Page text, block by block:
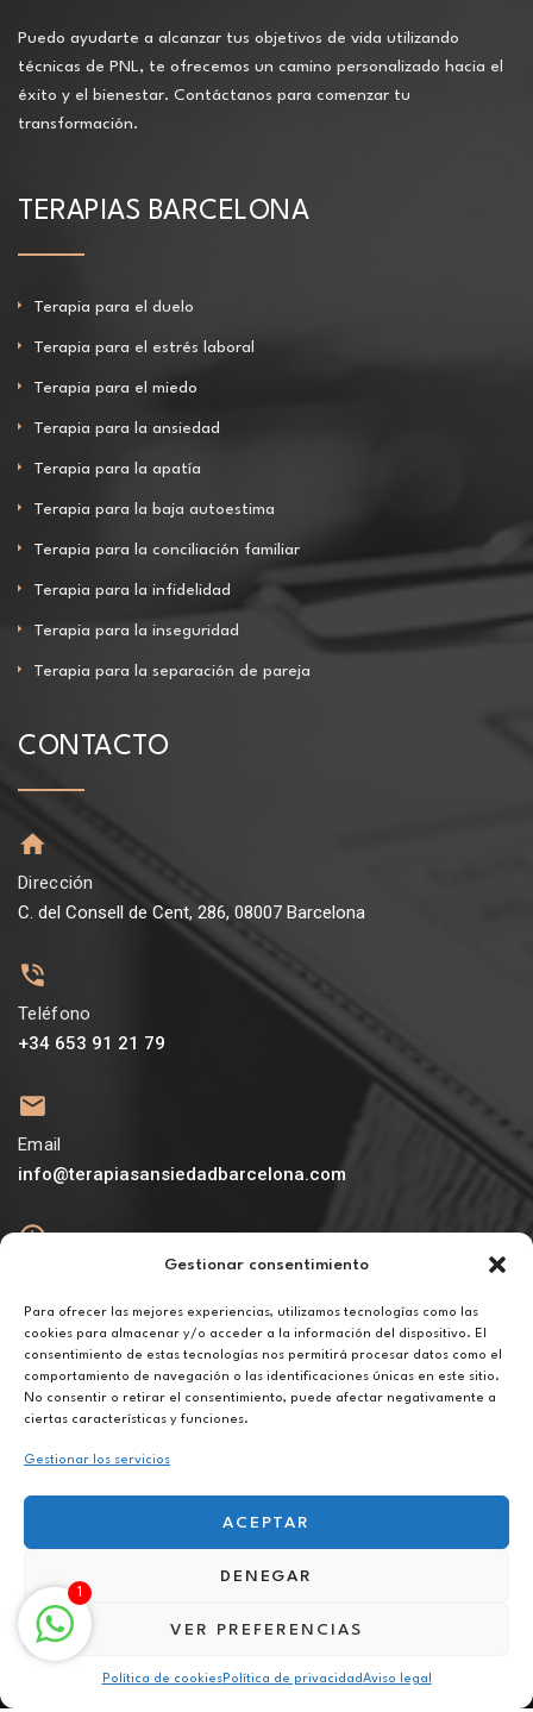
Gestionar consentimiento
Para ofrecer las mejores experiencias, utilizamos tecnologías como las
cookies para almacenar y/o acceder a la información del dispositivo. El
consentimiento de estas tecnologías nos permitirá procesar datos como el
comportamiento de navegación o las identificaciones únicas en este sitio.
No consentir o retirar el consentimiento, puede afectar negativamente a
ciertas características y funciones.
Gestionar los servicios
ACEPTAR
DENEGAR
VER PREFERENCIAS
Política de cookiesPolítica de privacidadAviso legal
Puedo ayudarte a alcanzar tus objetivos de vida utilizando
técnicas de PNL, te ofrecemos un camino personalizado hacia el
éxito y el bienestar. Contáctanos para comenzar tu
transformación.
TERAPIAS BARCELONA
Terapia para el duelo
Terapia para el estrés laboral
Terapia para el miedo
Terapia para la ansiedad
Terapia para la apatía
Terapia para la baja autoestima
Terapia para la conciliación familiar
Terapia para la infidelidad
Terapia para la inseguridad
Terapia para la separación de pareja
CONTACTO
Dirección
C. del Consell de Cent, 286, 08007 Barcelona
Teléfono
+34 653 91 21 79
Email
info@terapiasansiedadbarcelona.com
De lunes a viernes de 10h a 20h
Aviso legal
Política de privacidad
Política de cookies
Terapia contra fobias sociales online en San Bartolomé de Tirajana
1